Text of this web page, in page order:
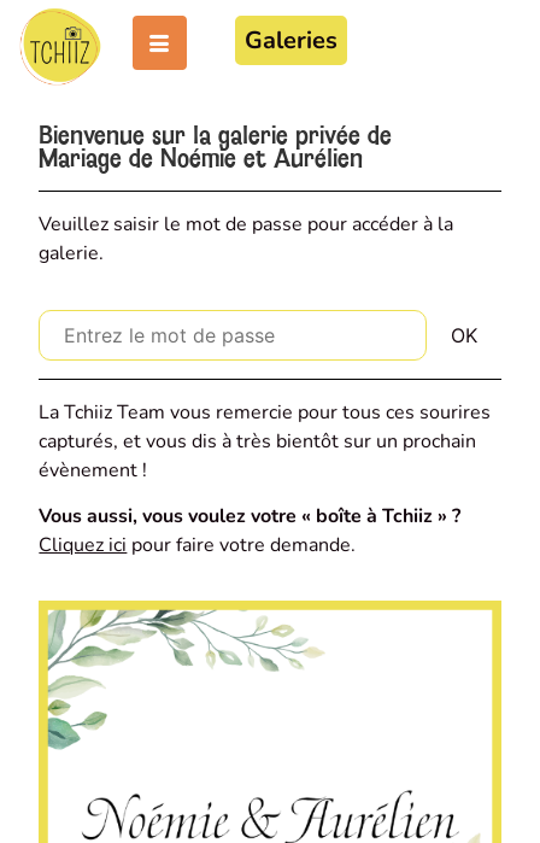
Galeries
Bienvenue sur la galerie privée de
Mariage de Noémie et Aurélien
Veuillez saisir le mot de passe pour accéder à la
galerie.
La Tchiiz Team vous remercie pour tous ces sourires
capturés, et vous dis à très bientôt sur un prochain
évènement !
Vous aussi, vous voulez votre « boîte à Tchiiz » ?
Cliquez ici pour faire votre demande.